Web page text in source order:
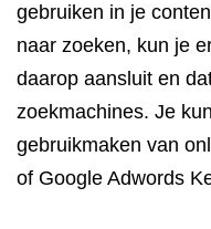
gebruiken in je
naar zoeken, kun je
daarop aansluit en
zoekmachines. Je
gebruikmaken van
of Google Adwords